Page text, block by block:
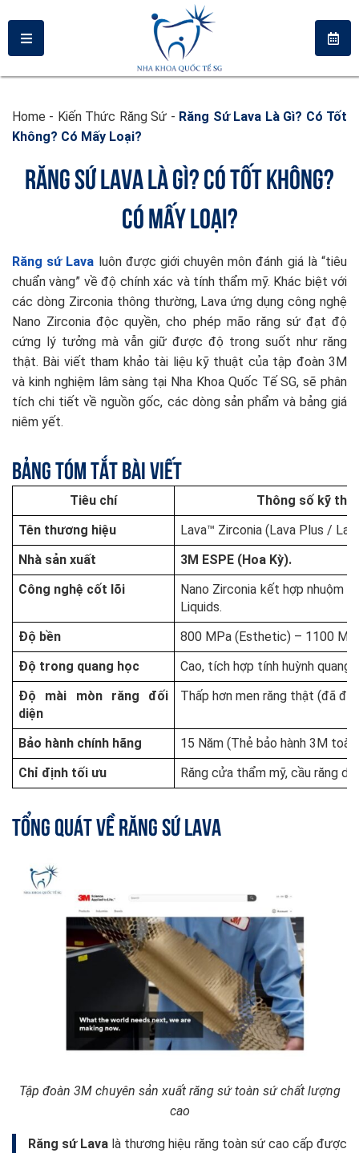
Home - Kiến Thức Răng Sứ - Răng Sứ Lava Là Gì? Có Tốt
Không? Có Mấy Loại?
RĂNG SỨ LAVA LÀ GÌ? CÓ TỐT KHÔNG?
CÓ MẤY LOẠI?
Răng sứ Lava luôn được giới chuyên môn đánh giá là “tiêu
chuẩn vàng” về độ chính xác và tính thẩm mỹ. Khác biệt với
các dòng Zirconia thông thường, Lava ứng dụng công nghệ
Nano Zirconia độc quyền, cho phép mão răng sứ đạt độ
cứng lý tưởng mà vẫn giữ được độ trong suốt như răng
thật. Bài viết tham khảo tài liệu kỹ thuật của tập đoàn 3M
và kinh nghiệm lâm sàng tại Nha Khoa Quốc Tế SG, sẽ phân
tích chi tiết về nguồn gốc, các dòng sản phẩm và bảng giá
niêm yết.
Bảng Tóm Tắt Bài Viết
Tiêu chí
Thông số kỹ
Tên thương hiệu
Lava™ Zirconia (Lava Plus /
Nhà sản xuất
3M ESPE (Hoa Kỳ).
Công nghệ cốt lõi
Nano Zirconia kết hợp nhuộm
Liquids.
Độ bền
800 MPa (Esthetic) – 1100
Độ trong quang học
Cao, tích hợp tính huỳnh quang
Độ mài mòn răng đối
diện
Thấp hơn men răng thật (đã
Bảo hành chính hãng
15 Năm (Thẻ bảo hành 3M toàn
Chỉ định tối ưu
Răng cửa thẩm mỹ, cầu răng
Tổng quát về răng sứ Lava
Tập đoàn 3M chuyên sản xuất răng sứ toàn sứ chất lượng
cao
Răng sứ Lava là thương hiệu răng toàn sứ cao cấp được